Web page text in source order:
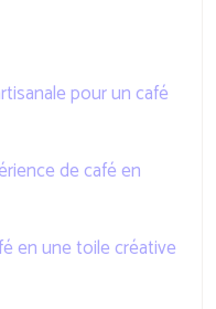
pour un café
de café en
en une toile créative